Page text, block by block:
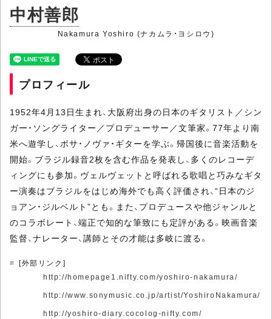
中村善郎
Nakamura Yoshiro (ナカムラ・ヨシロウ)
プロフィール
1952年4月13日生まれ、大阪府出身の日本のギタリスト／シン
ガー・ソングライター／プロデューサー／文筆家。77年より南
米へ遊学し、ボサ・ノヴァ・ギターを学ぶ。帰国後に音楽活動を
開始。ブラジル録音2枚を含む作品を発表し、多くのレコーデ
ィングにも参加。ヴェルヴェットと呼ばれる歌唱と巧みなギタ
ー演奏はブラジルをはじめ海外でも高く評価され、“日本のジ
ョアン・ジルベルト”とも。また、プロデュースや他ジャンルと
のコラボレート、端正で知的な筆致にも定評がある。映画音楽
監督、ナレーター、講師とその才能は多岐に渡る。
[外部リンク]
http://homepage1.nifty.com/yoshiro-nakamura/
http://www.sonymusic.co.jp/artist/YoshiroNakamura/
http://yoshiro-diary.cocolog-nifty.com/